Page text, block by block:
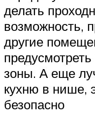
делать
возможность,
другие
зоны. А еще
кухню в нише,
безопасно